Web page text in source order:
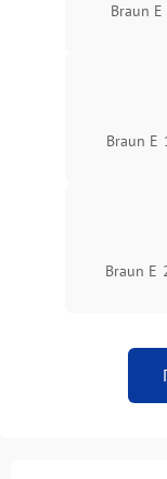
Braun
Braun E
Braun E